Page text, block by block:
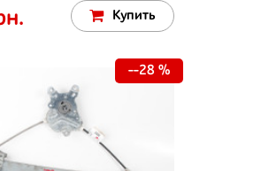
Купить
--28 %